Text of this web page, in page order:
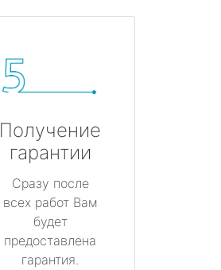
Получение
гарантии
Сразу после
всех работ Вам
будет
предоставлена
гарантия.